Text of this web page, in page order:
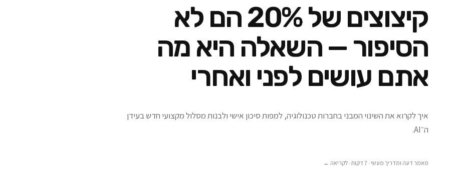
קיצוצים של 20% הם לא
הסיפור — השאלה היא מה
אתם עושים לפני ואחרי
איך לקרוא את השינוי המבני בחברות טכנולוגיה, למפות סיכון אישי ולבנות מסלול מקצועי חדש בעידן
ה־AI.
מאמר דעה ומדריך מעשי · 7 דקות · לקריאה ←